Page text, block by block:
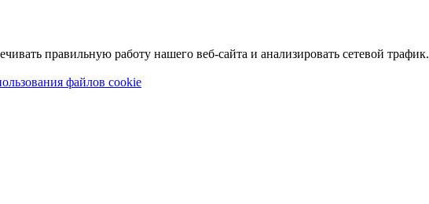
правильную работу нашего веб-сайта и анализировать сетевой трафик.
файлов cookie